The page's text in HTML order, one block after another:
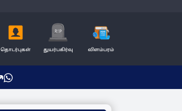
தொடர்புகள் துயர்பகிர்வு விளம்பரம்